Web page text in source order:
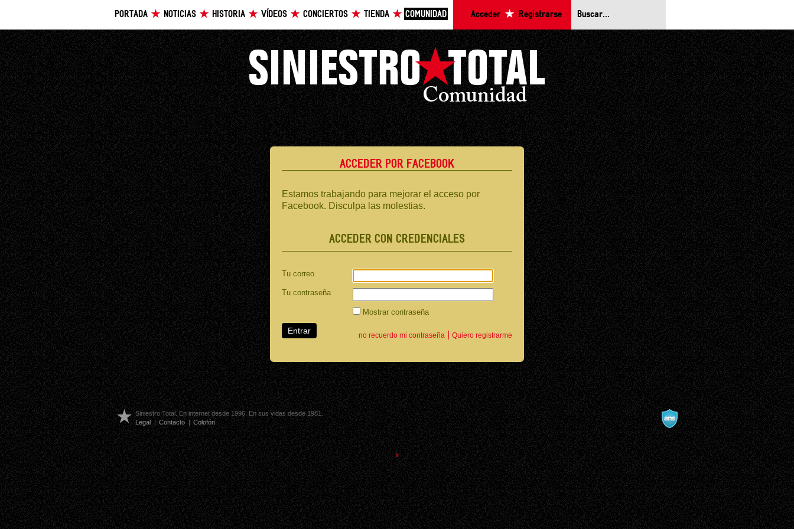
PORTADA NOTICIAS HISTORIA VÍDEOS CONCIERTOS TIENDA COMUNIDAD Acceder Registrarse
ACCEDER POR FACEBOOK
Estamos trabajando para mejorar el acceso por
Facebook. Disculpa las molestias.
ACCEDER CON CREDENCIALES
Tu correo
Tu contraseña
Mostrar contraseña
no recuerdo mi contraseña Quiero registrarme
Siniestro Total. En internet desde 1996. En sus vidas desde 1981.
Legal | Contacto | Colofón
*